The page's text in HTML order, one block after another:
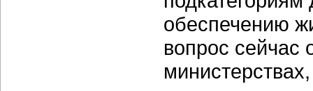
обеспечению
вопрос сейчас